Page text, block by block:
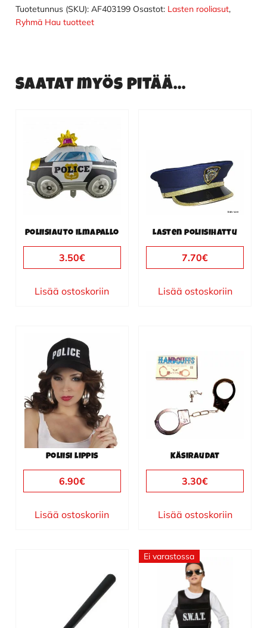
104
cm
Tuotetunnus (SKU): AF403199 Osastot: Lasten rooliasut,
Ryhmä Hau tuotteet
Saatat myös pitää...
Poliisiauto ilmapallo
3.50€
Lisää ostoskoriin
Lasten poliisihattu
7.70€
Lisää ostoskoriin
Poliisi lippis
6.90€
Lisää ostoskoriin
Käsiraudat
3.30€
Lisää ostoskoriin
Ei varastossa